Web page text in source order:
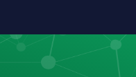
Programas